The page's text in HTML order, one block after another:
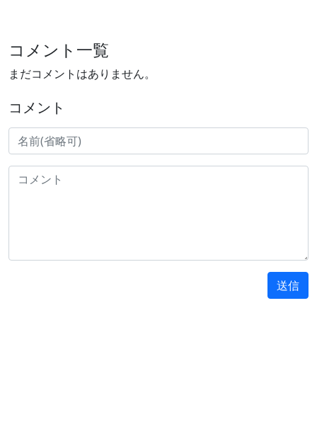
コメント一覧
まだコメントはありません。
コメント
送信